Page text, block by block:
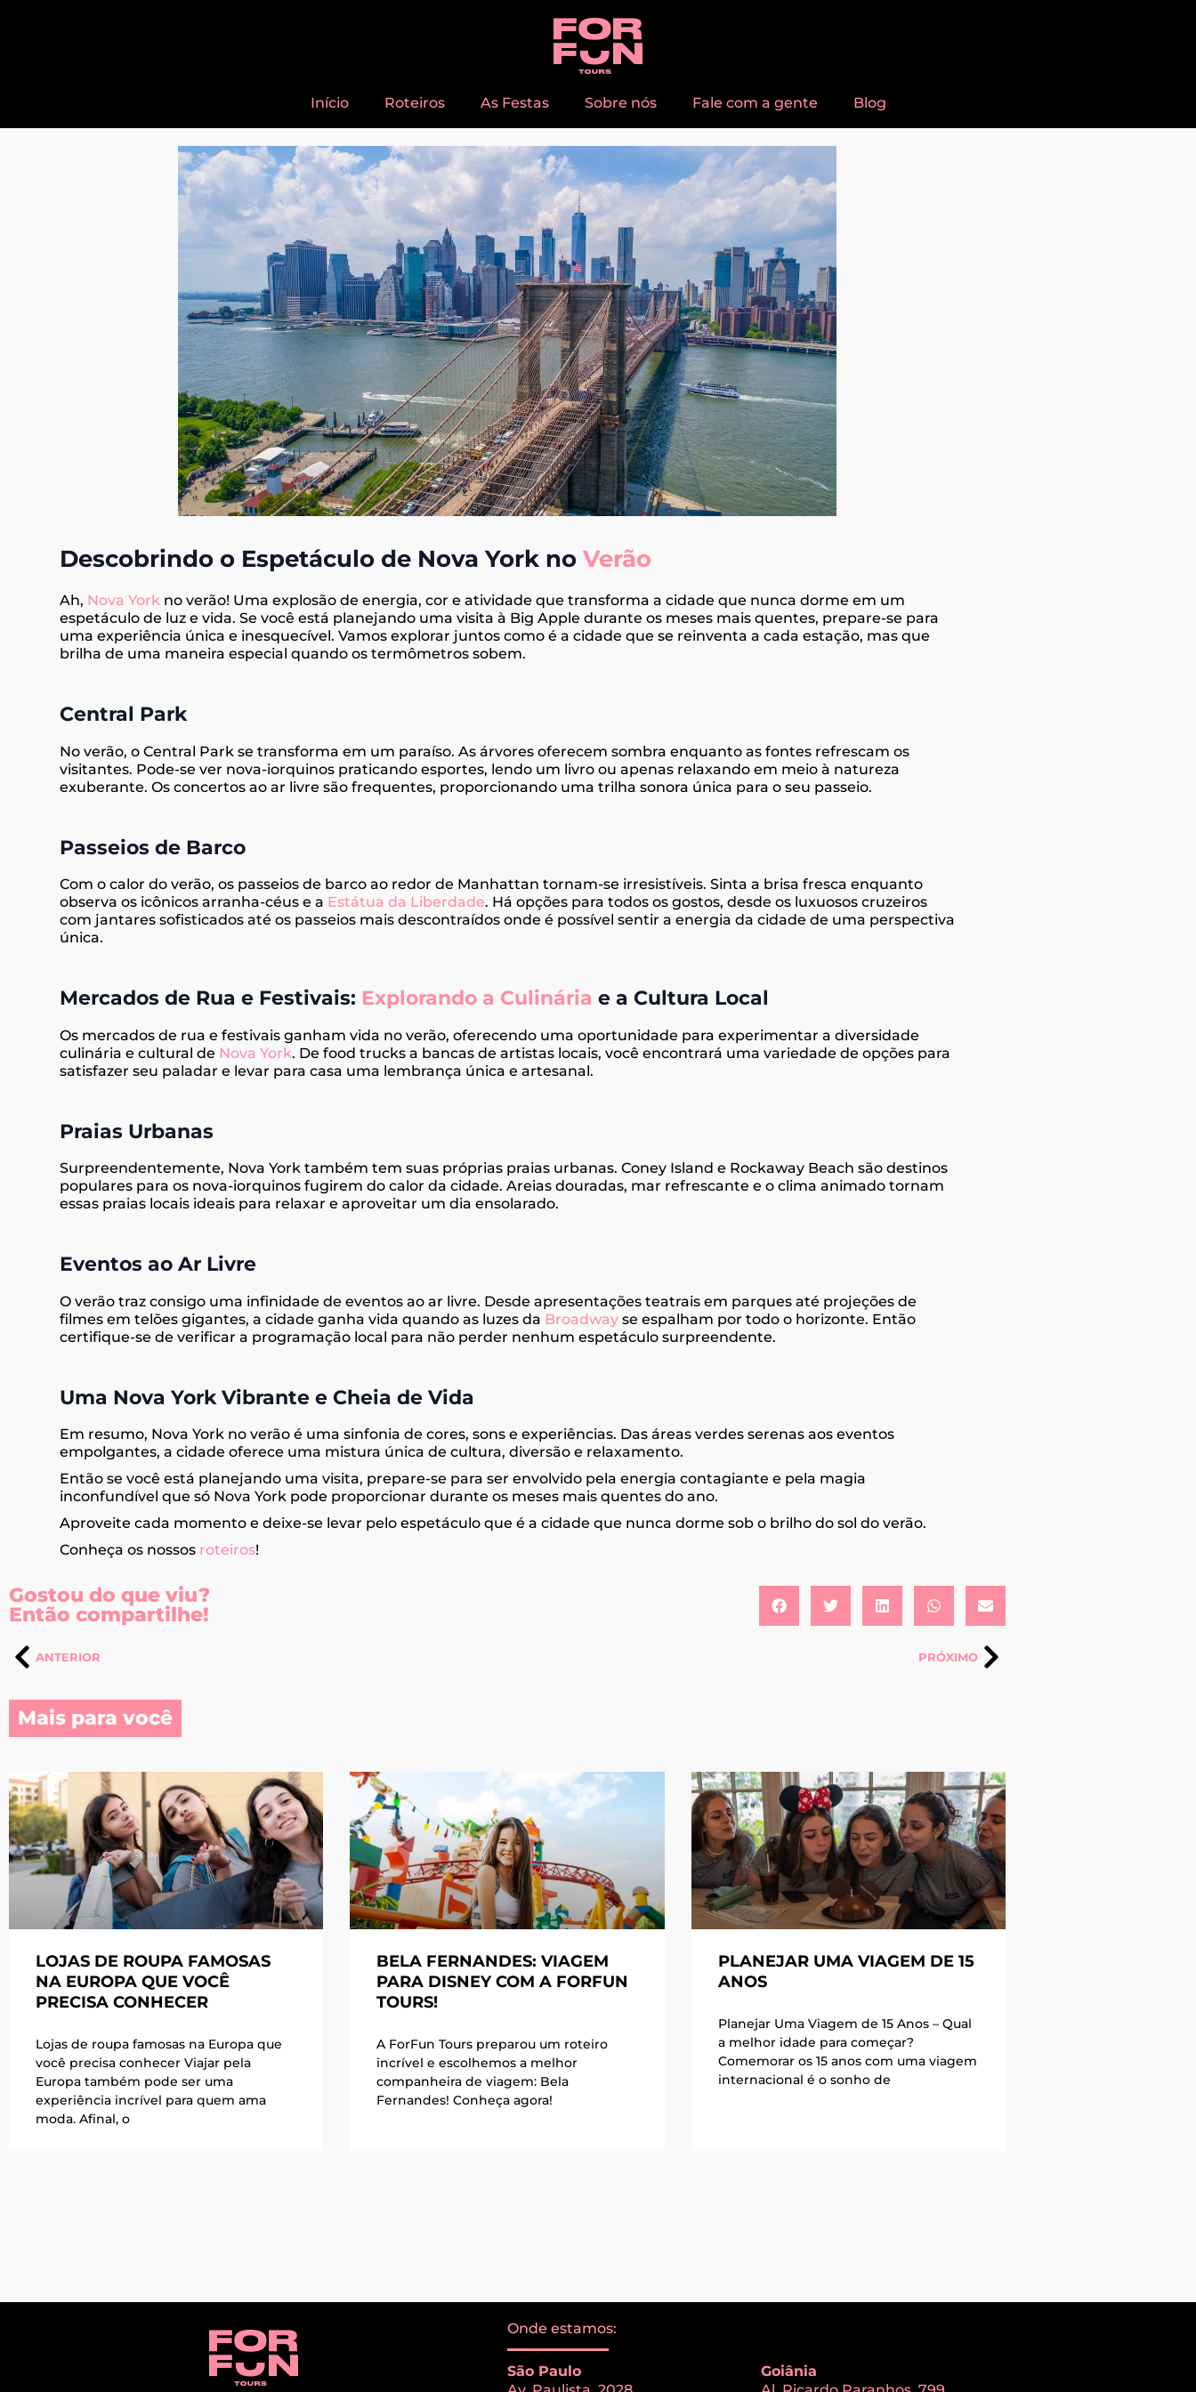
Início Roteiros As Festas Sobre nós Fale com a gente Blog
Descobrindo o Espetáculo de Nova York no Verão
Ah, Nova York no verão! Uma explosão de energia, cor e atividade que transforma a cidade que nunca dorme em um
espetáculo de luz e vida. Se você está planejando uma visita à Big Apple durante os meses mais quentes, prepare-se para
uma experiência única e inesquecível. Vamos explorar juntos como é a cidade que se reinventa a cada estação, mas que
brilha de uma maneira especial quando os termômetros sobem.
Central Park
No verão, o Central Park se transforma em um paraíso. As árvores oferecem sombra enquanto as fontes refrescam os
visitantes. Pode-se ver nova-iorquinos praticando esportes, lendo um livro ou apenas relaxando em meio à natureza
exuberante. Os concertos ao ar livre são frequentes, proporcionando uma trilha sonora única para o seu passeio.
Passeios de Barco
Com o calor do verão, os passeios de barco ao redor de Manhattan tornam-se irresistíveis. Sinta a brisa fresca enquanto
observa os icônicos arranha-céus e a Estátua da Liberdade. Há opções para todos os gostos, desde os luxuosos cruzeiros
com jantares sofisticados até os passeios mais descontraídos onde é possível sentir a energia da cidade de uma perspectiva
única.
Mercados de Rua e Festivais: Explorando a Culinária e a Cultura Local
Os mercados de rua e festivais ganham vida no verão, oferecendo uma oportunidade para experimentar a diversidade
culinária e cultural de Nova York. De food trucks a bancas de artistas locais, você encontrará uma variedade de opções para
satisfazer seu paladar e levar para casa uma lembrança única e artesanal.
Praias Urbanas
Surpreendentemente, Nova York também tem suas próprias praias urbanas. Coney Island e Rockaway Beach são destinos
populares para os nova-iorquinos fugirem do calor da cidade. Areias douradas, mar refrescante e o clima animado tornam
essas praias locais ideais para relaxar e aproveitar um dia ensolarado.
Eventos ao Ar Livre
O verão traz consigo uma infinidade de eventos ao ar livre. Desde apresentações teatrais em parques até projeções de
filmes em telões gigantes, a cidade ganha vida quando as luzes da Broadway se espalham por todo o horizonte. Então
certifique-se de verificar a programação local para não perder nenhum espetáculo surpreendente.
Uma Nova York Vibrante e Cheia de Vida
Em resumo, Nova York no verão é uma sinfonia de cores, sons e experiências. Das áreas verdes serenas aos eventos
empolgantes, a cidade oferece uma mistura única de cultura, diversão e relaxamento.
Então se você está planejando uma visita, prepare-se para ser envolvido pela energia contagiante e pela magia
inconfundível que só Nova York pode proporcionar durante os meses mais quentes do ano.
Aproveite cada momento e deixe-se levar pelo espetáculo que é a cidade que nunca dorme sob o brilho do sol do verão.
Conheça os nossos roteiros!
Gostou do que viu?
Então compartilhe!
ANTERIOR PRÓXIMO
Mais para você
LOJAS DE ROUPA FAMOSAS
NA EUROPA QUE VOCÊ
PRECISA CONHECER
Lojas de roupa famosas na Europa que
você precisa conhecer Viajar pela
Europa também pode ser uma
experiência incrível para quem ama
moda. Afinal, o
BELA FERNANDES: VIAGEM
PARA DISNEY COM A FORFUN
TOURS!
A ForFun Tours preparou um roteiro
incrível e escolhemos a melhor
companheira de viagem: Bela
Fernandes! Conheça agora!
PLANEJAR UMA VIAGEM DE 15
ANOS
Planejar Uma Viagem de 15 Anos – Qual
a melhor idade para começar?
Comemorar os 15 anos com uma viagem
internacional é o sonho de
Onde estamos:
São Paulo
Goiânia